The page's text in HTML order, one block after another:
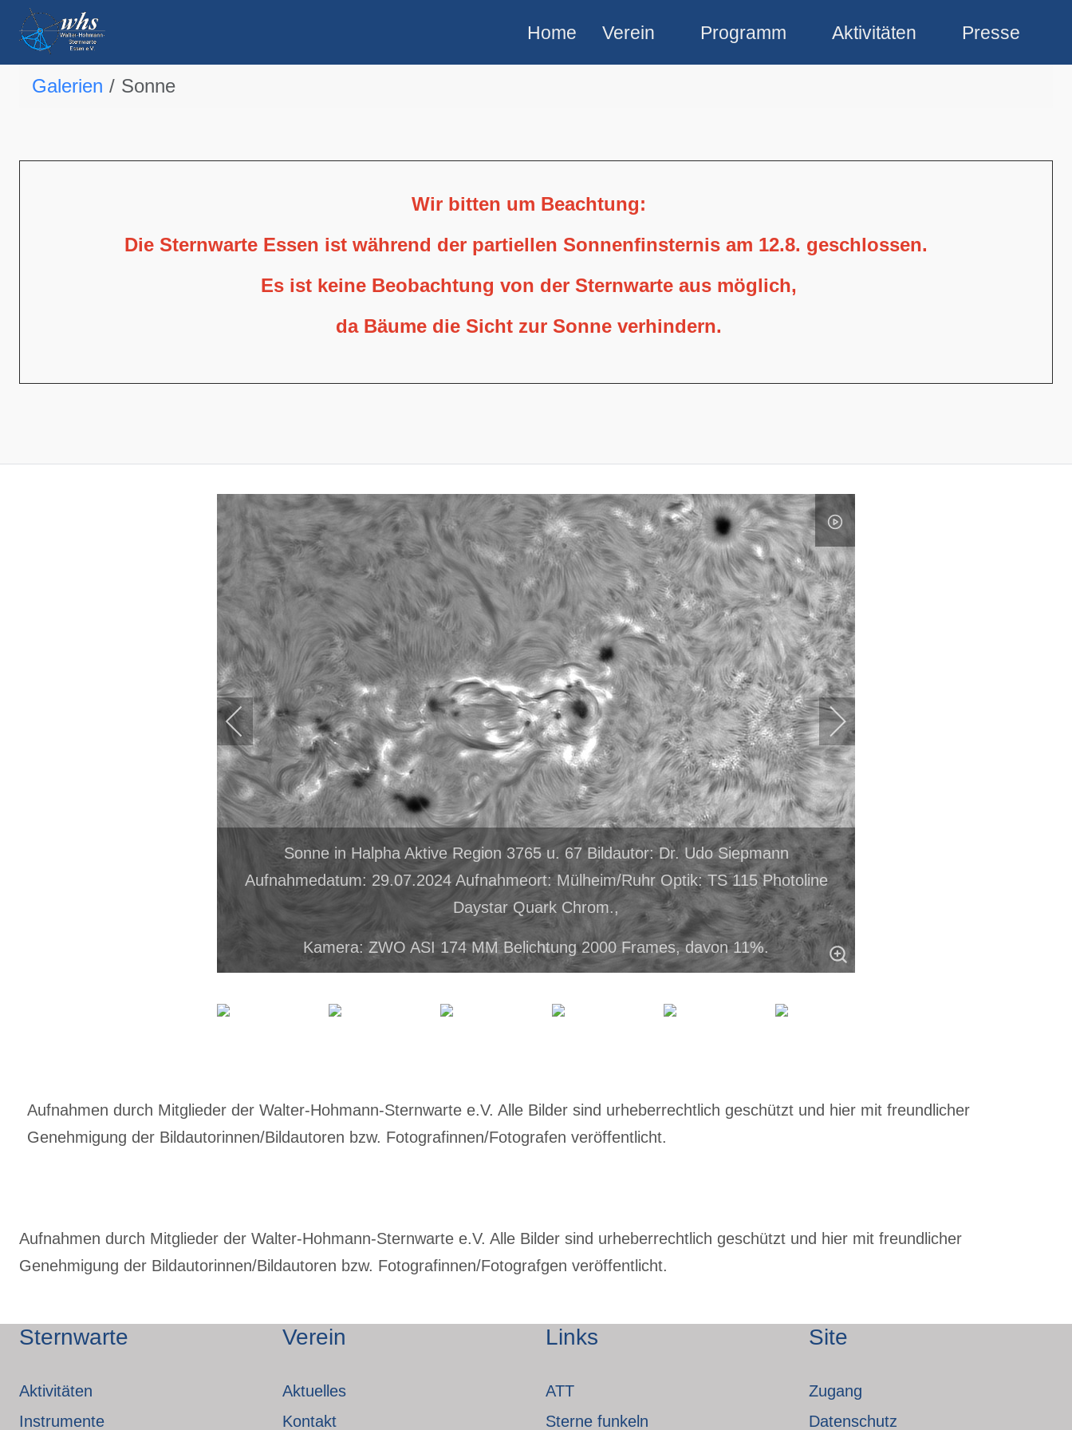
Home Verein Programm Aktivitäten Presse
Galerien Sonne
Wir bitten um Beachtung:
Die Sternwarte Essen ist während der partiellen Sonnenfinsternis am 12.8. geschlossen.
Es ist keine Beobachtung von der Sternwarte aus möglich,
da Bäume die Sicht zur Sonne verhindern.
Sonne in Halpha Aktive Region 3765 u. 67 Bildautor: Dr. Udo Siepmann
Aufnahmedatum: 29.07.2024 Aufnahmeort: Mülheim/Ruhr Optik: TS 115 Photoline
Daystar Quark Chrom.,
Kamera: ZWO ASI 174 MM Belichtung 2000 Frames, davon 11%.
Aufnahmen durch Mitglieder der Walter-Hohmann-Sternwarte e.V. Alle Bilder sind urheberrechtlich geschützt und hier mit freundlicher
Genehmigung der Bildautorinnen/Bildautoren bzw. Fotografinnen/Fotografen veröffentlicht.
Aufnahmen durch Mitglieder der Walter-Hohmann-Sternwarte e.V. Alle Bilder sind urheberrechtlich geschützt und hier mit freundlicher
Genehmigung der Bildautorinnen/Bildautoren bzw. Fotografinnen/Fotografgen veröffentlicht.
Sternwarte
Aktivitäten
Instrumente
Verein
Aktuelles
Kontakt
Links
ATT
Sterne funkeln
Site
Zugang
Datenschutz